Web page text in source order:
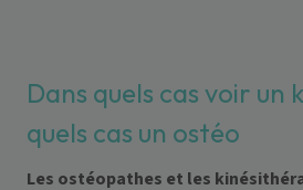
Dans quels cas voir un
quels cas un ostéo
Les ostéopathes et les